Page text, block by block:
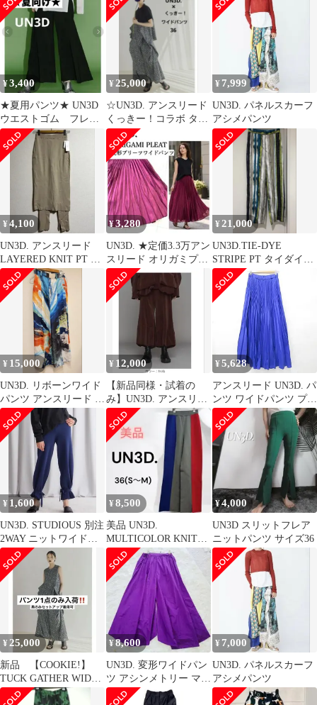
ュ 36
プパンツ
ラック ベルト付
¥3,400
★夏用パンツ★ UN3D
ウエストゴム フレア
ワイドパンツ パンタ
ロンベルボトム
¥25,000
☆UN3D. アンスリード
くっきー！コラボ タッ
クギャザーワイドパン
ツ☆36
¥ 7,999
UN3D. パネルスカーフ
アシメパンツ
¥4,100
UN3D. アンスリード
LAYERED KNIT PT レ
イヤードニットパンツ
¥3,280
UN3D. ★定価3.3万アン
スリード オリガミプリ
ーツパンツ マキシ ボル
ドー
¥ 21,000
UN3D.TIE-DYE
STRIPE PT タイダイス
トライプパンツ
¥ 15,000
UN3D. リボーンワイド
パンツ アンスリード 総
柄 パンツ 佐々木香菜子
¥ 12,000
【新品同様・試着の
み】UN3D. アンスリー
ド パンツ 38 キャメル
¥5,628
アンスリード UN3D. パ
ンツ ワイドパンツ プリ
ーツ ロング 総ゴム 総
裏 青 ブルー 36
¥ 1,600
UN3D. STUDIOUS 別注
2WAY ニットワイドパ
ンツ ネイビー
¥8,500
美品 UN3D.
MULTICOLOR KNIT
PT マルチカラーニット
パンツ
¥4,000
UN3D スリットフレア
ニットパンツ サイズ36
¥ 25,000
新品 【COOKIE!】
TUCK GATHER WIDE
PT 定価53,900
¥8,600
UN3D. 変形ワイドパン
ツ アシンメトリー マキ
シ丈 ウエストゴム
¥ 7,000
UN3D. パネルスカーフ
アシメパンツ